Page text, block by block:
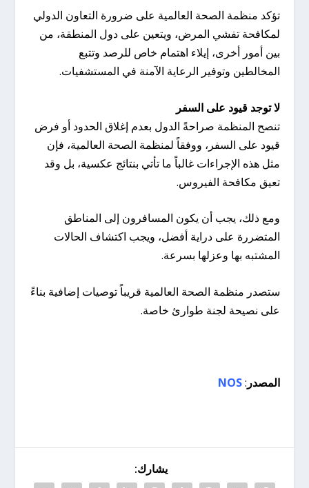
تؤكد منظمة الصحة العالمية على ضرورة التعاون الدولي
لمكافحة تفشي المرض، ويتعين على دول المنطقة، من
بين أمور أخرى، إيلاء اهتمام خاص للرصد وتتبع
المخالطين وتوفير الرعاية الآمنة في المستشفيات.
لا توجد قيود على السفر
تنصح المنظمة صراحةً الدول بعدم إغلاق الحدود أو فرض
قيود على السفر، ووفقاً لمنظمة الصحة العالمية، فإن
مثل هذه الإجراءات غالباً ما تأتي بنتائج عكسية، بل وقد
تعيق مكافحة الفيروس.
ومع ذلك، يجب أن يكون المسافرون إلى المناطق
المتضررة على دراية أفضل، ويجب اكتشاف الحالات
المشتبه بها وعزلها بسرعة.
ستصدر منظمة الصحة العالمية قريباً توصيات إضافية بناءً
على نصيحة لجنة طوارئ خاصة.
المصدر :
NOS
يشارك: